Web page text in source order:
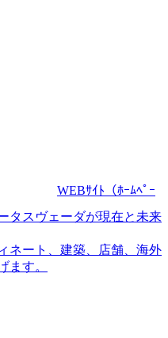
WEBｻｲﾄ（ﾎｰﾑﾍﾟｰ
タスヴェーダが現在と未来
ネート、建築、店舗、海外
ます。